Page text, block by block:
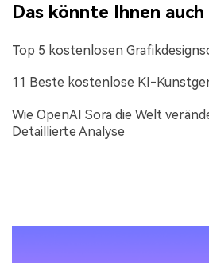
Das könnte Ihnen
Top 5 kostenlosen
11 Beste kostenlose KI-
Wie OpenAI Sora die Welt
Detaillierte Analyse